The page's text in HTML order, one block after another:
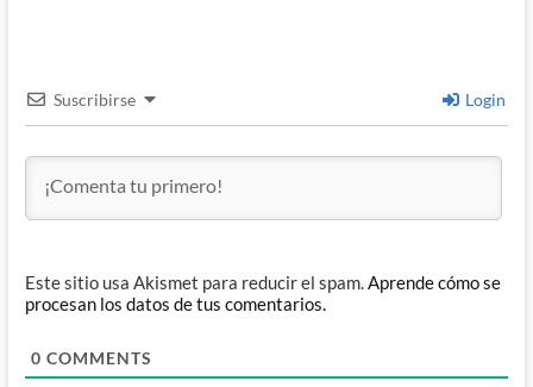
Suscribirse Login
Este sitio usa Akismet para reducir el spam.Aprende cómo se
procesan los datos de tus comentarios.
0 COMMENTS